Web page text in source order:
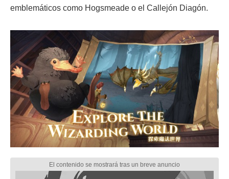
emblemáticos como Hogsmeade o el Callejón Diagón.